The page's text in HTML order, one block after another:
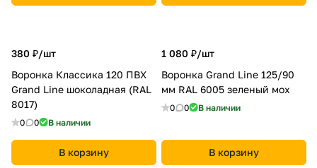
380 ₽/шт
Воронка Классика 120 ПВХ
Grand Line шоколадная (RAL
8017)
0 0 В наличии
В корзину
1 080 ₽/шт
Воронка Grand Line 125/90
мм RAL 6005 зеленый мох
0 0 В наличии
В корзину